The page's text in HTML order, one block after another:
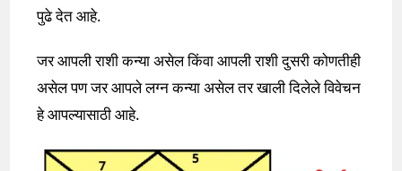
पुढे देत आहे.
जर आपली राशी कन्या असेल किंवा आपली राशी दुसरी कोणतीही
असेल पण जर आपले लग्न कन्या असेल तर खाली दिलेले विवेचन
हे आपल्यासाठी आहे.